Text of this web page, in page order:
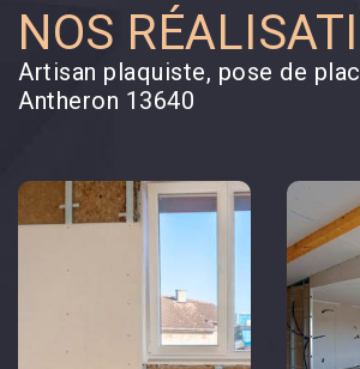
NOS
Artisan plaquiste, pose de
Antheron 13640